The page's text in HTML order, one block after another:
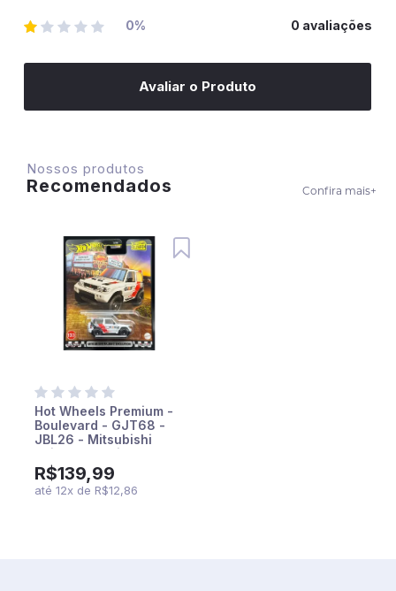
0% 0 avaliações
Avaliar o Produto
Nossos produtos
Recomendados Confira mais+
Hot Wheels Premium -
Boulevard - GJT68 -
JBL26 - Mitsubishi
Pajero Evolution
R$139,99
até 12xde R$12,86